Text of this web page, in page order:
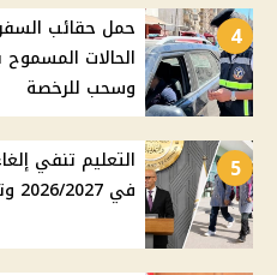
4
حمل حقائب
الحالات
وسحب للرخصة
5
التعليم تنفي
في 2026/2027 وتوضح نظام الحضور